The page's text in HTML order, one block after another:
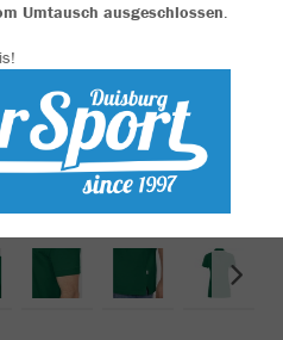
Umtausch ausgeschlossen.
Alle akzeptieren
Alle ablehnen
mehr Infos
Impressum